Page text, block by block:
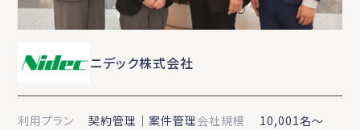
ニデック株式会社
利用プラン 契約管理｜案件管理会社規模
10,001名〜